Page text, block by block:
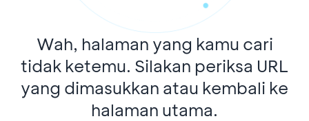
Wah, halaman yang kamu cari
tidak ketemu. Silakan periksa URL
yang dimasukkan atau kembali ke
halaman utama.